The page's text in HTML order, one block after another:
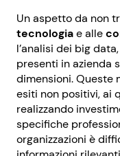
Un aspetto da non
tecnologiae alle
l’analisi dei big
presenti in azienda
dimensioni. Queste
esiti non positivi, ai
realizzando
specifiche
organizzazioni è